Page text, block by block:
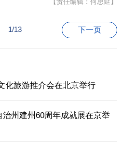
1/13 下一页
化旅游推介会在北京举行
州建州60周年成就展在京举